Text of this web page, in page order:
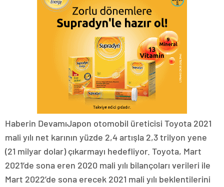
Haberin DevamıJapon otomobil üreticisi Toyota 2021
mali yılı net karının yüzde 2,4 artışla 2,3 trilyon yene
(21 milyar dolar) çıkarmayı hedefliyor. Toyota, Mart
2021’de sona eren 2020 mali yılı bilançoları verileri ile
Mart 2022’de sona erecek 2021 mali yılı beklentilerini